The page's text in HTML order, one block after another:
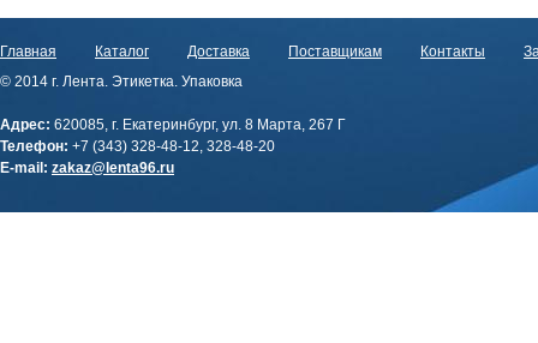
Главная Каталог Доставка Поставщикам Контакты
© 2014 г. Лента. Этикетка. Упаковка
Адрес: 620085, г. Екатеринбург, ул. 8 Марта, 267 Г
Телефон: +7 (343) 328-48-12, 328-48-20
E-mail: zakaz@lenta96.ru